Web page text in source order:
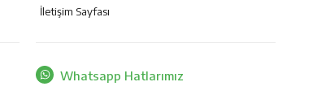
İletişim Sayfası
Whatsapp Hatlarımız